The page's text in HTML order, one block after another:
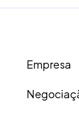
Empresa